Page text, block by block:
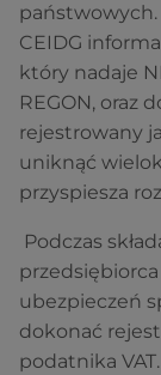
państwowych.
CEIDG
który nadaje
REGON, oraz
rejestrowany
uniknąć
przyspiesza
Podczas
ubezpieczeń
dokonać
podatnika